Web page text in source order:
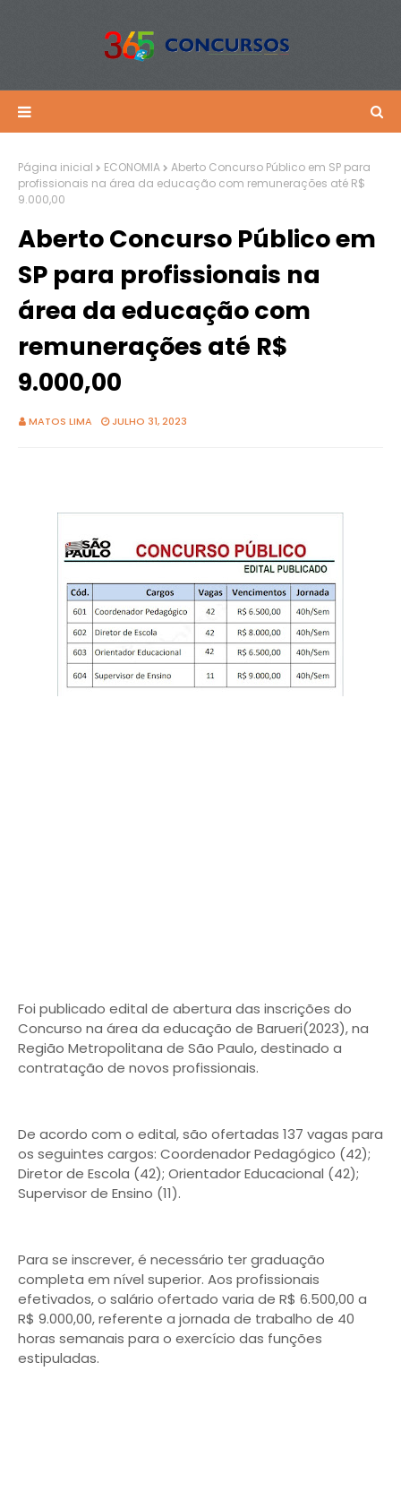
Página inicial ECONOMIA
Aberto Concurso Público em SP para
profissionais na área da educação com remunerações até R$
9.000,00
Aberto Concurso Público em
SP para profissionais na
área da educação com
remunerações até R$
9.000,00
MATOS LIMA JULHO 31, 2023
Foi publicado edital de abertura das inscrições do
Concurso na área da educação de Barueri(2023), na
Região Metropolitana de São Paulo, destinado a
contratação de novos profissionais.
De acordo com o edital, são ofertadas 137 vagas para
os seguintes cargos: Coordenador Pedagógico (42);
Diretor de Escola (42); Orientador Educacional (42);
Supervisor de Ensino (11).
Para se inscrever, é necessário ter graduação
completa em nível superior. Aos profissionais
efetivados, o salário ofertado varia de R$ 6.500,00 a
R$ 9.000,00, referente a jornada de trabalho de 40
horas semanais para o exercício das funções
estipuladas.